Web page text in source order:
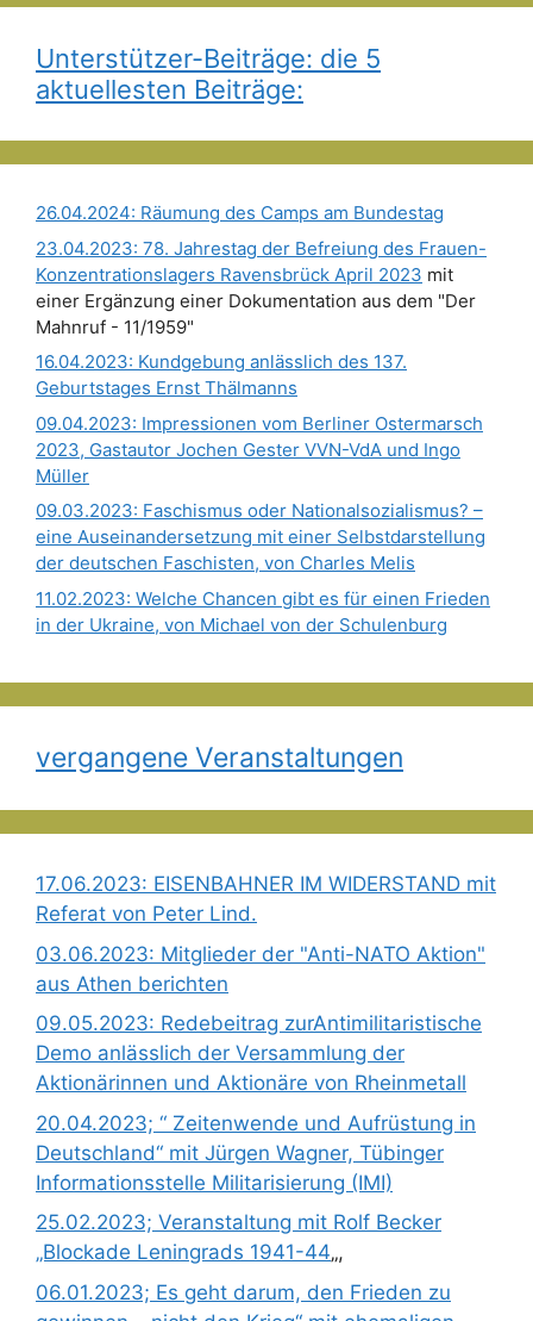
Unterstützer-Beiträge: die 5
aktuellesten Beiträge:
26.04.2024: Räumung des Camps am Bundestag
23.04.2023: 78. Jahrestag der Befreiung des Frauen-
Konzentrationslagers Ravensbrück April 2023 mit
einer Ergänzung einer Dokumentation aus dem "Der
Mahnruf - 11/1959"
16.04.2023: Kundgebung anlässlich des 137.
Geburtstages Ernst Thälmanns
09.04.2023: Impressionen vom Berliner Ostermarsch
2023, Gastautor Jochen Gester VVN-VdA und Ingo
Müller
09.03.2023: Faschismus oder Nationalsozialismus? –
eine Auseinandersetzung mit einer Selbstdarstellung
der deutschen Faschisten, von Charles Melis
11.02.2023: Welche Chancen gibt es für einen Frieden
in der Ukraine, von Michael von der Schulenburg
vergangene Veranstaltungen
17.06.2023: EISENBAHNER IM WIDERSTAND mit
Referat von Peter Lind.
03.06.2023: Mitglieder der "Anti-NATO Aktion"
aus Athen berichten
09.05.2023: Redebeitrag zurAntimilitaristische
Demo anlässlich der Versammlung der
Aktionärinnen und Aktionäre von Rheinmetall
20.04.2023; “ Zeitenwende und Aufrüstung in
Deutschland“ mit Jürgen Wagner, Tübinger
Informationsstelle Militarisierung (IMI)
25.02.2023; Veranstaltung mit Rolf Becker
„Blockade Leningrads 1941-44„,
06.01.2023; Es geht darum, den Frieden zu